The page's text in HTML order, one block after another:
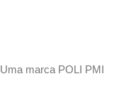
Uma marca POLI PMI